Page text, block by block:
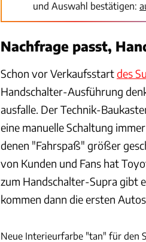
und Auswahl bestätigen:
Nachfrage passt,
Schon vor Verkaufsstartdes
Handschalter-Ausführung
ausfalle. Der Technik-
eine manuelle Schaltung
denen "Fahrspaß" größer
von Kunden und Fans hat
zum Handschalter-Supra gibt
kommen dann die ersten
Neue Interieurfarbe "tan" für den